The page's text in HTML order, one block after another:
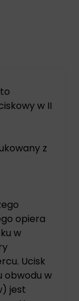
w II
z
opiera
w
Ucisk
obwodu w
jest